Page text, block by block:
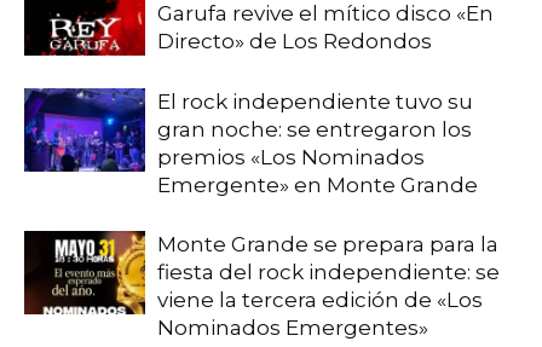
Garufa revive el mítico disco «En
Directo» de Los Redondos
El rock independiente tuvo su
gran noche: se entregaron los
premios «Los Nominados
Emergente» en Monte Grande
Monte Grande se prepara para la
fiesta del rock independiente: se
viene la tercera edición de «Los
Nominados Emergentes»